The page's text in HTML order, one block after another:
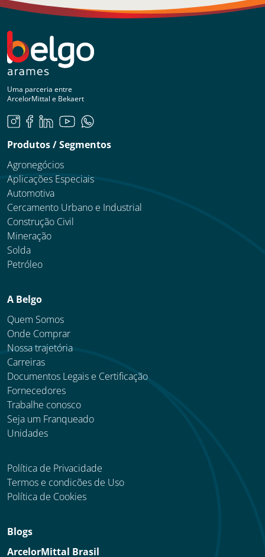
Uma parceria entre
ArcelorMittal e Bekaert
Produtos / Segmentos
Agronegócios
Aplicações Especiais
Automotiva
Cercamento Urbano e Industrial
Construção Civil
Mineração
Solda
Petróleo
A Belgo
Quem Somos
Onde Comprar
Nossa trajetória
Carreiras
Documentos Legais e Certificação
Fornecedores
Trabalhe conosco
Seja um Franqueado
Unidades
Política de Privacidade
Termos e condicões de Uso
Política de Cookies
Blogs
ArcelorMittal Brasil